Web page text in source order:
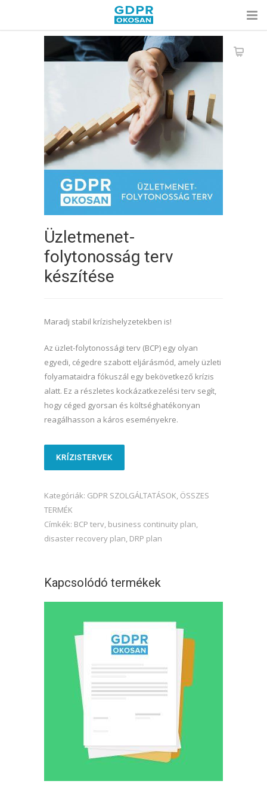
Üzletmenet-
folytonosság terv
készítése
Maradj stabil krízishelyzetekben is!
Az üzlet-folytonossági terv (BCP) egy olyan
egyedi, cégedre szabott eljárásmód, amely üzleti
folyamataidra fókuszál egy bekövetkező krízis
alatt. Ez a részletes kockázatkezelési terv segít,
hogy céged gyorsan és költséghatékonyan
reagálhasson a káros eseményekre.
KRÍZISTERVEK
Kategóriák: GDPR SZOLGÁLTATÁSOK, ÖSSZES
TERMÉK
Címkék: BCP terv, business continuity plan,
disaster recovery plan, DRP plan
Kapcsolódó termékek